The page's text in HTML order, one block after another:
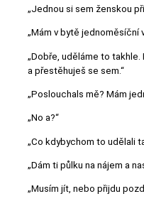
„Jednou si sem ženskou
„Mám v bytě jednoměsíční
„Dobře, uděláme to
a přestěhuješ se sem.“
„Poslouchals mě? Mám
„No a?“
„Co kdybychom to udělali
„Dám ti půlku na nájem a
„Musím jít, nebo přijdu